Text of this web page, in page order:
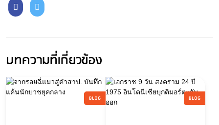
บทความที่เกี่ยวข้อง
BLOG BLOG